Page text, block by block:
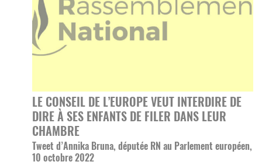
LE CONSEIL DE L’EUROPE VEUT INTERDIRE DE
DIRE À SES ENFANTS DE FILER DANS LEUR
CHAMBRE
Tweet d’Annika Bruna, députée RN au Parlement européen,
10 octobre 2022